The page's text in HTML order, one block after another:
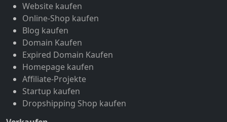
Website kaufen
Online-Shop kaufen
Blog kaufen
Domain Kaufen
Expired Domain Kaufen
Homepage kaufen
Affiliate-Projekte
Startup kaufen
Dropshipping Shop kaufen